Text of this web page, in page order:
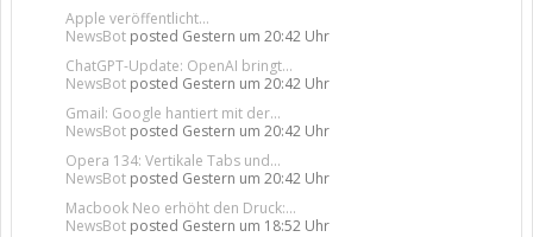
Apple veröffentlicht...
NewsBot posted Gestern um 20:42 Uhr
ChatGPT-Update: OpenAI bringt...
NewsBot posted Gestern um 20:42 Uhr
Gmail: Google hantiert mit der...
NewsBot posted Gestern um 20:42 Uhr
Opera 134: Vertikale Tabs und...
NewsBot posted Gestern um 20:42 Uhr
Macbook Neo erhöht den Druck:...
NewsBot posted Gestern um 18:52 Uhr